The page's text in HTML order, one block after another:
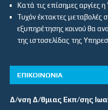
Κατά τις επίσημες αργίες
Τυχόν έκτακτες μεταβολές
εξυπηρέτησης κοινού θα
της ιστοσελίδας της
ΕΠΙΚΟΙΝΩΝΙΑ
Δ/νση Δ/θμιας Εκπ/σης